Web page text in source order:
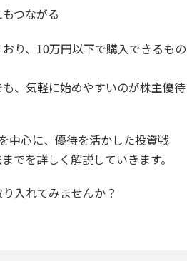
つながる
り、10万円以下で購入できるもの
、気軽に始めやすいのが株主優待
中心に、優待を活かした投資戦
でを詳しく解説していきます。
入れてみませんか？